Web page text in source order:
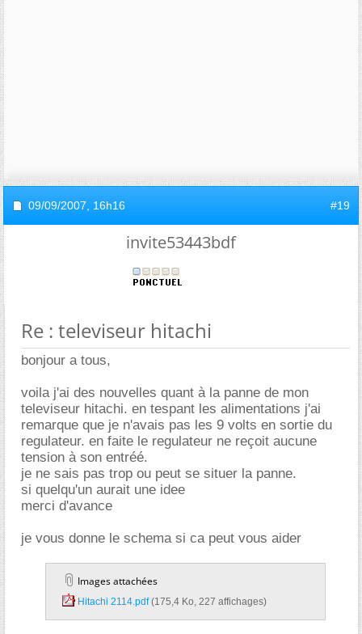
09/09/2007, 16h16 #19
invite53443bdf
Re : televiseur hitachi
bonjour a tous,
voila j'ai des nouvelles quant à la panne de mon
televiseur hitachi. en tespant les alimentations j'ai
remarque que je n'avais pas les 9 volts en sortie du
regulateur. en faite le regulateur ne reçoit aucune
tension à son entréé.
je ne sais pas trop ou peut se situer la panne.
si quelqu'un aurait une idee
merci d'avance
je vous donne le schema si ca peut vous aider
Images attachées
Hitachi 2114.pdf‎ (175,4 Ko, 227 affichages)